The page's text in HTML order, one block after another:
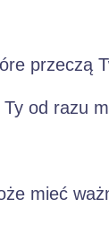
przeczą
Ty od razu
mieć